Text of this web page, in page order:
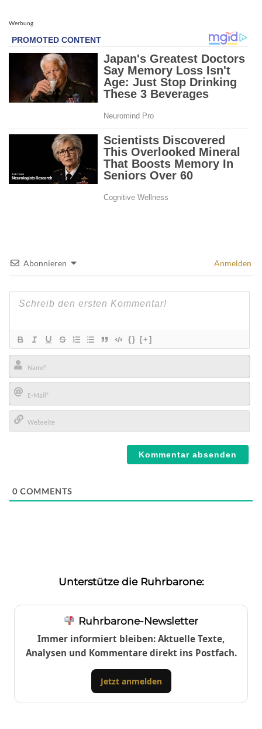
Werbung
Abonnieren Anmelden
{} [+]
Name*
E-
Mail*
0 COMMENTS
Unterstütze die Ruhrbarone:
Ruhrbarone-Newsletter
Immer informiert bleiben: Aktuelle Texte,
Analysen und Kommentare direkt ins Postfach.
Jetzt anmelden